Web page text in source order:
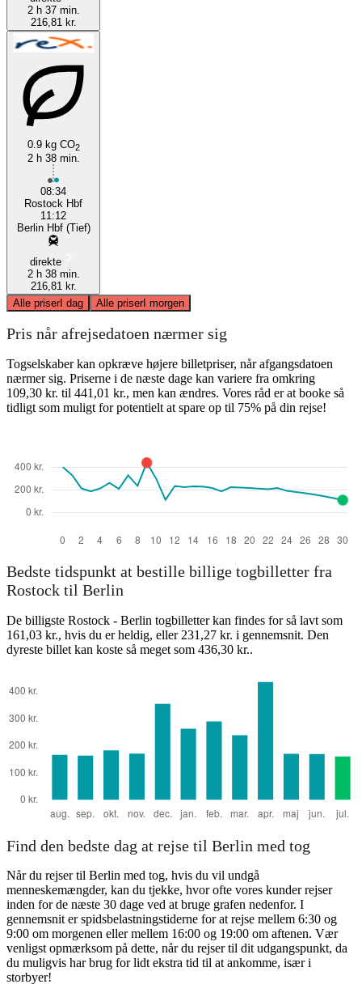
2 h 37 min.
216,81 kr.
0.9 kg CO2
2 h 38 min.
08:34
Rostock Hbf
11:12
Berlin Hbf (Tief)
direkte
2 h 38 min.
216,81 kr.
Alle priserI dag Alle priserI morgen
Pris når afrejsedatoen nærmer sig
Togselskaber kan opkræve højere billetpriser, når afgangsdatoen
nærmer sig. Priserne i de næste dage kan variere fra omkring
109,30 kr. til 441,01 kr., men kan ændres. Vores råd er at booke så
tidligt som muligt for potentielt at spare op til 75% på din rejse!
Bedste tidspunkt at bestille billige togbilletter fra
Rostock til Berlin
De billigste Rostock - Berlin togbilletter kan findes for så lavt som
161,03 kr., hvis du er heldig, eller 231,27 kr. i gennemsnit. Den
dyreste billet kan koste så meget som 436,30 kr..
Find den bedste dag at rejse til Berlin med tog
Når du rejser til Berlin med tog, hvis du vil undgå
menneskemængder, kan du tjekke, hvor ofte vores kunder rejser
inden for de næste 30 dage ved at bruge grafen nedenfor. I
gennemsnit er spidsbelastningstiderne for at rejse mellem 6:30 og
9:00 om morgenen eller mellem 16:00 og 19:00 om aftenen. Vær
venligst opmærksom på dette, når du rejser til dit udgangspunkt, da
du muligvis har brug for lidt ekstra tid til at ankomme, især i
storbyer!